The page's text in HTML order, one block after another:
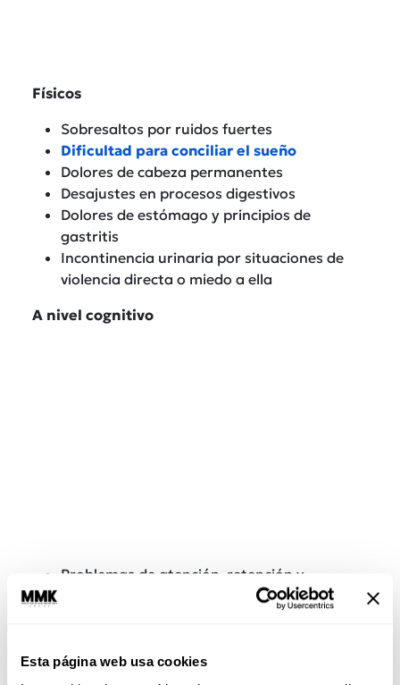
Esta página web usa cookies
Físicos
Sobresaltos por ruidos fuertes
Dificultad para conciliar el sueño
Dolores de cabeza permanentes
Desajustes en procesos digestivos
Dolores de estómago y principios de
gastritis
Incontinencia urinaria por situaciones de
violencia directa o miedo a ella
A nivel cognitivo
Problemas de atención, retención y
Retraso en el desarrollo de lógica
matemática